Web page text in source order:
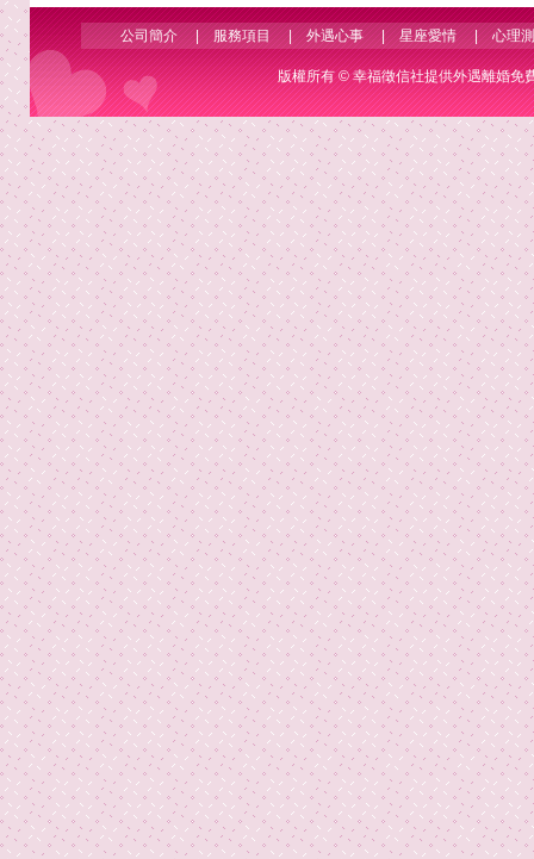
公司簡介|服務項目|外遇心事|星座愛情|心理
版權所有 ©幸福徵信社提供外遇離婚免